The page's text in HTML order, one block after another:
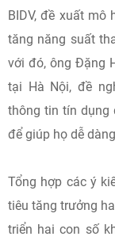
BIDV, đề xuất
tăng năng suất
với đó, ông Đặng
tại Hà Nội, đề
thông tin tín dụng
để giúp họ dễ
Tổng hợp các ý
tiêu tăng trưởng
triển hai con số